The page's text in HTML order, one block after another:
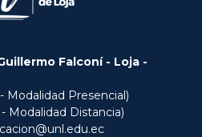
Falconí - Loja -
Modalidad Presencial)
Modalidad Distancia)